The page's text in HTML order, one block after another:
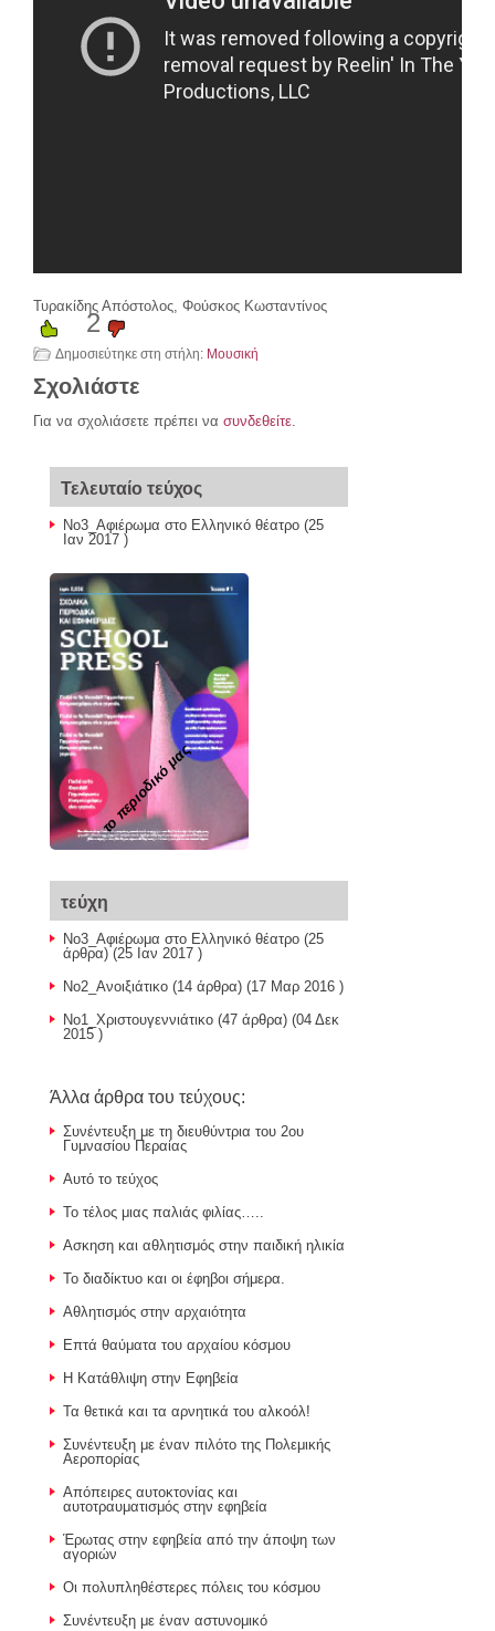
Τυρακίδης Απόστολος, Φούσκος Κωσταντίνος
2
Δημοσιεύτηκε στη στήλη: Μουσική
Σχολιάστε
Για να σχολιάσετε πρέπει να συνδεθείτε
Τελευταίο τεύχος
Νο3_Αφιέρωμα στο Ελληνικό θέατρο (25
Ιαν 2017 )
το περιοδικό μας
τεύχη
Νο3_Αφιέρωμα στο Ελληνικό θέατρο (25
άρθρα) (25 Ιαν 2017 )
Νο2_Ανοιξιάτικο (14 άρθρα) (17 Μαρ 2016 )
Νο1_Χριστουγεννιάτικο (47 άρθρα) (04 Δεκ
2015 )
Άλλα άρθρα του τεύχους:
Συνέντευξη με τη διευθύντρια του 2ου
Γυμνασίου Περαίας
Αυτό το τεύχος
Το τέλος μιας παλιάς φιλίας…..
Ασκηση και αθλητισμός στην παιδική ηλικία
Το διαδίκτυο και οι έφηβοι σήμερα.
Αθλητισμός στην αρχαιότητα
Επτά θαύματα του αρχαίου κόσμου
Η Κατάθλιψη στην Εφηβεία
Τα θετικά και τα αρνητικά του αλκοόλ!
Συνέντευξη με έναν πιλότο της Πολεμικής
Αεροπορίας
Απόπειρες αυτοκτονίας και
αυτοτραυματισμός στην εφηβεία
Έρωτας στην εφηβεία από την άποψη των
αγοριών
Οι πολυπληθέστερες πόλεις του κόσμου
Συνέντευξη με έναν αστυνομικό